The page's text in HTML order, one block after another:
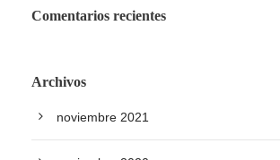
Comentarios recientes
Archivos
noviembre 2021